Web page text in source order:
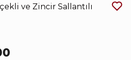
ve Zincir Sallantılı